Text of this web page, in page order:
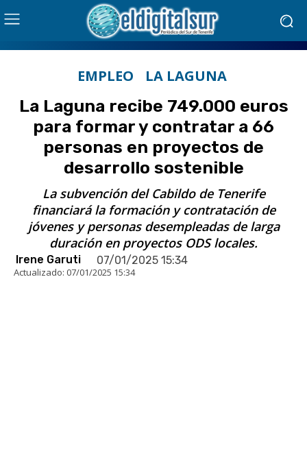
EMPLEO LA LAGUNA
La Laguna recibe 749.000 euros
para formar y contratar a 66
personas en proyectos de
desarrollo sostenible
La subvención del Cabildo de Tenerife
financiará la formación y contratación de
jóvenes y personas desempleadas de larga
duración en proyectos ODS locales.
Irene Garuti 07/01/2025 15:34
Actualizado: 07/01/2025 15:34